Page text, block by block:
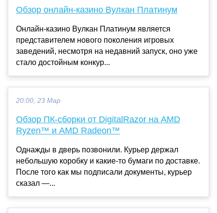
Обзор онлайн-казино Вулкан Платинум
Онлайн-казино Вулкан Платинум является
представителем нового поколения игровых
заведений, несмотря на недавний запуск, оно уже
стало достойным конкур...
20:00, 23 Мар
Обзор ПК-сборки от DigitalRazor на AMD
Ryzen™ и AMD Radeon™
Однажды в дверь позвонили. Курьер держал
небольшую коробку и какие-то бумаги по доставке.
После того как мы подписали документы, курьер
сказал —...